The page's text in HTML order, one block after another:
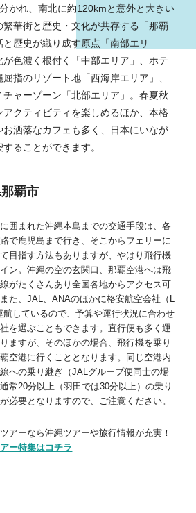
かれ、南北に約120kmと意外と大きい
華街と歴史・文化が共存する「那覇
歴史が織り成す原点「南部エリ
色濃く根付く「中部エリア」、ホテ
指のリゾート地「西海岸エリア」、
ャーゾーン「北部エリア」。春夏秋
クティビティを楽しめるほか、本格
洒落なカフェも多く、日本にいなが
ることができます。
覇市
囲まれた沖縄本島までの交通手段は、各
で鹿児島まで行き、そこからフェリーに
目指す方法もありますが、やはり飛行機
ン。沖縄の空の玄関口、那覇空港へは飛
がたくさんあり全国各地からアクセス可
た、JAL、ANAのほかに格安航空会社（L
航しているので、予算や運行状況に合わせ
を選ぶこともできます。直行便も多く運
ますが、そのほかの場合、飛行機を乗り
空港に行くこととなります。同じ空港内
への乗り継ぎ（JALグループ便同士の場
常20分以上（羽田では30分以上）の乗り
必要となりますので、ご注意ください。
アーなら沖縄ツアーや旅行情報が充実！
ー特集はコチラ